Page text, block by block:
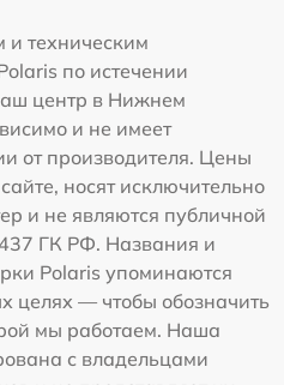
техническим
по истечении
центр в Нижнем
и не имеет
от производителя. Цены
носят исключительно
и не являются публичной
437 ГК РФ. Названия и
Polaris упоминаются
целях — чтобы обозначить
мы работаем. Наша
с владельцами